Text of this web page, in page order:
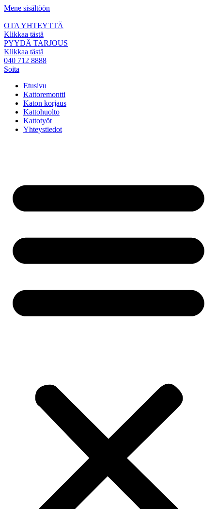
Mene sisältöön
OTA YHTEYTTÄ
Klikkaa tästä
PYYDÄ TARJOUS
Klikkaa tästä
040 712 8888
Soita
Etusivu
Kattoremontti
Katon korjaus
Kattohuolto
Kattotyöt
Yhteystiedot